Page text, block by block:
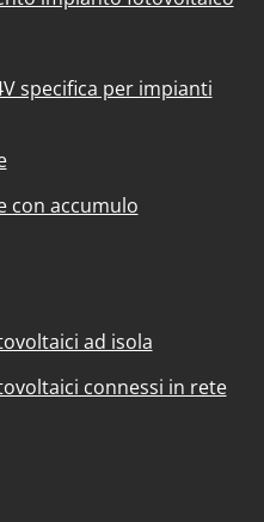
specifica per impianti
con accumulo
ad isola
connessi in rete